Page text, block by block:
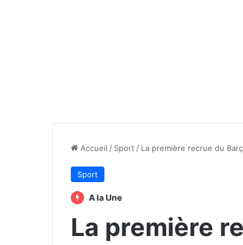
Accueil / Sport / La première recrue du
Sport
A la Une
La première